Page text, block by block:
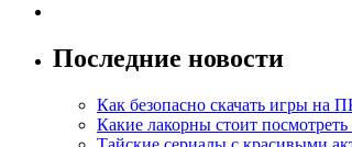
Последние новости
Как безопасно скачать игры на
Какие лакорны стоит посмотреть